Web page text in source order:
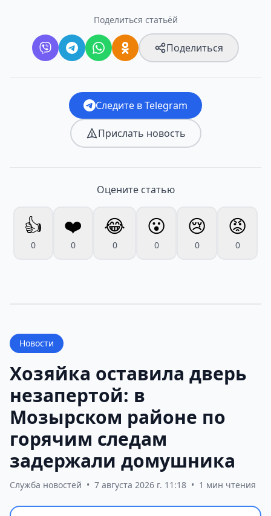
Поделиться статьёй
Поделиться
Следите в Telegram
Прислать новость
Оцените статью
👍
0
❤️
0
😂
0
😮
0
😢
0
😡
0
Новости
Хозяйка оставила дверь
незапертой: в
Мозырском районе по
горячим следам
задержали домушника
Служба новостей • 7 августа 2026 г. 11:18 • 1 мин чтения